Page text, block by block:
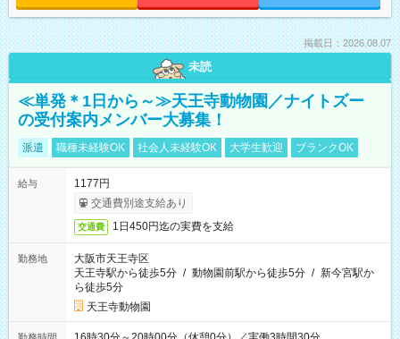
掲載日：2026.08.07
未読
≪単発＊1日から～≫天王寺動物園／ナイトズー
の受付案内メンバー大募集！
派遣 職種未経験OK 社会人未経験OK 大学生歓迎 ブランクOK
給与
1177円
交通費別途支給あり
交通費 1日450円迄の実費を支給
勤務地
大阪市天王寺区
天王寺駅から徒歩5分 / 動物園前駅から徒歩5分 / 新今宮駅か
ら徒歩5分
天王寺動物園